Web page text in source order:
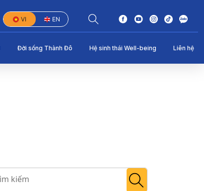
VI EN
Đời sống Thành Đô Hệ sinh thái Well-being Liên hệ